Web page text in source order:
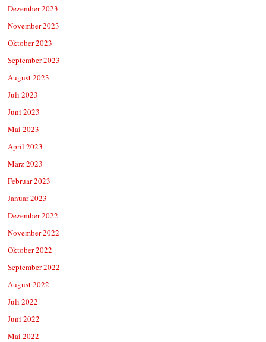
Dezember 2023
November 2023
Oktober 2023
September 2023
August 2023
Juli 2023
Juni 2023
Mai 2023
April 2023
März 2023
Februar 2023
Januar 2023
Dezember 2022
November 2022
Oktober 2022
September 2022
August 2022
Juli 2022
Juni 2022
Mai 2022